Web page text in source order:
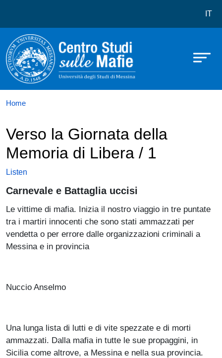
IT
Home
Verso la Giornata della
Memoria di Libera / 1
Listen
Carnevale e Battaglia uccisi
Le vittime di mafia. Inizia il nostro viaggio in tre puntate
tra i martiri innocenti che sono stati ammazzati per
vendetta o per errore dalle organizzazioni criminali a
Messina e in provincia
Nuccio Anselmo
Una lunga lista di lutti e di vite spezzate e di morti
ammazzati. Dalla mafia in tutte le sue propaggini, in
Sicilia come altrove, a Messina e nella sua provincia.